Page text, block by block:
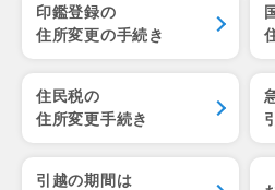
印鑑登録の
住所変更の手続き
住民税の
住所変更手続き
引越の期間は